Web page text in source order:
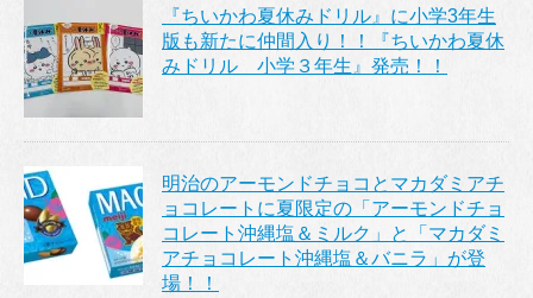
『ちいかわ夏休みドリル』に小学3年生
版も新たに仲間入り！！『ちいかわ夏休
みドリル 小学３年生』発売！！
明治のアーモンドチョコとマカダミアチ
ョコレートに夏限定の「アーモンドチョ
コレート沖縄塩＆ミルク」と「マカダミ
アチョコレート沖縄塩＆バニラ」が登
場！！